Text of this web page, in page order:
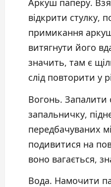
Аркуш паперу.
відкрити стулку,
примикання
витягнути його
значить, там є
слід повторити у
Вогонь. Запалити
запальничку,
передбачуваних
подивитися на
воно вагається,
Вода. Намочити